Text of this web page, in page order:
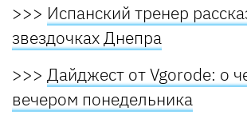
>>> Испанский тренер
звездочках Днепра
>>> Дайджест от Vgorode: о
вечером понедельника